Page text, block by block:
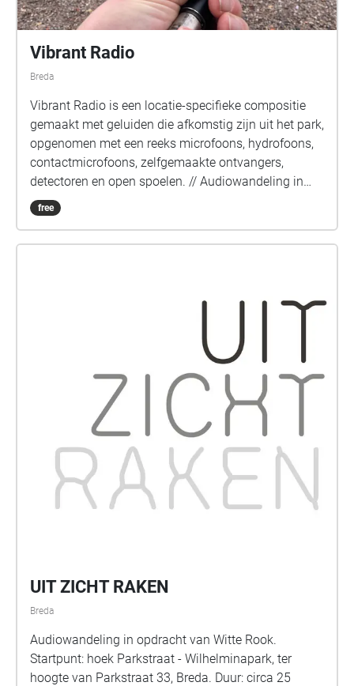
Vibrant Radio
Breda
Vibrant Radio is een locatie-specifieke compositie
gemaakt met geluiden die afkomstig zijn uit het park,
opgenomen met een reeks microfoons, hydrofoons,
contactmicrofoons, zelfgemaakte ontvangers,
detectoren en open spoelen. // Audiowandeling in
opdracht van Witte Rook. Locatie: Wilhelminapark,
Breda. Duur: 19'26" A site-specific composition made
free
UIT ZICHT RAKEN
Breda
Audiowandeling in opdracht van Witte Rook.
Startpunt: hoek Parkstraat - Wilhelminapark, ter
hoogte van Parkstraat 33, Breda. Duur: circa 25